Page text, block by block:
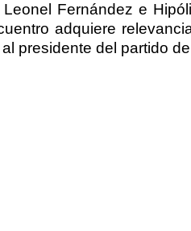
Fernández e
adquiere
presidente del partido